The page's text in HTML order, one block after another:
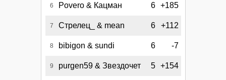
6 Povero & Кацман 6 +185
7 Стрелец_ & mean 6 +112
8 bibigon & sundi 6 -7
9 purgen59 & Звездочет 5 +154